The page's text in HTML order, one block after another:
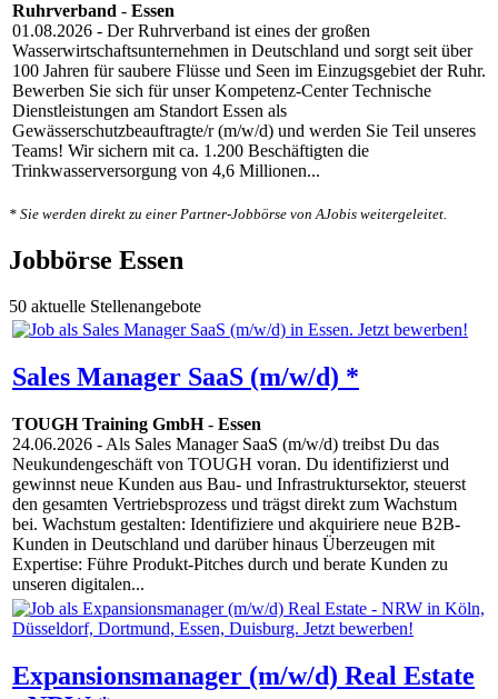
Ruhrverband - Essen
01.08.2026 - Der Ruhrverband ist eines der großen
Wasserwirtschaftsunternehmen in Deutschland und sorgt seit über
100 Jahren für saubere Flüsse und Seen im Einzugsgebiet der Ruhr.
Bewerben Sie sich für unser Kompetenz-Center Technische
Dienstleistungen am Standort Essen als
Gewässerschutzbeauftragte/r (m/w/d) und werden Sie Teil unseres
Teams! Wir sichern mit ca. 1.200 Beschäftigten die
Trinkwasserversorgung von 4,6 Millionen...
* Sie werden direkt zu einer Partner-Jobbörse von AJobis weitergeleitet.
Jobbörse Essen
50 aktuelle Stellenangebote
Sales Manager SaaS (m/w/d) *
TOUGH Training GmbH- Essen
24.06.2026 - Als Sales Manager SaaS (m/w/d) treibst Du das
Neukundengeschäft von TOUGH voran. Du identifizierst und
gewinnst neue Kunden aus Bau- und Infrastruktursektor, steuerst
den gesamten Vertriebsprozess und trägst direkt zum Wachstum
bei. Wachstum gestalten: Identifiziere und akquiriere neue B2B-
Kunden in Deutschland und darüber hinaus Überzeugen mit
Expertise: Führe Produkt-Pitches durch und berate Kunden zu
unseren digitalen...
Expansionsmanager (m/w/d) Real Estate